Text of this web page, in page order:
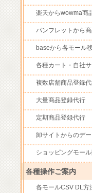
楽天からwowma商
パンフレットから
baseから各モール
各種カート・自社サ
複数店舗商品登録
大量商品登録代行
定期商品登録代行
卸サイトからのデ
ショッピングモー
各種操作ご案内
各モールCSV DL方